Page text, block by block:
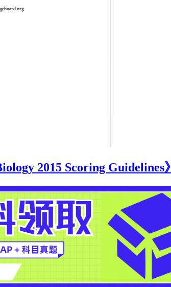
2015 Scoring Guidelines》